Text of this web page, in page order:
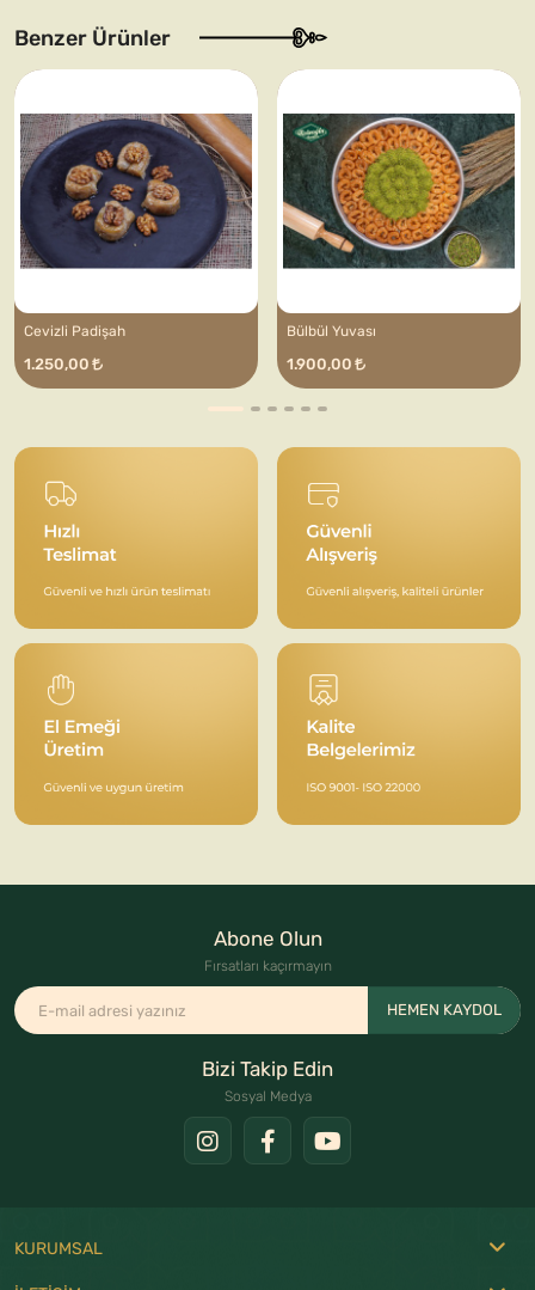
Benzer Ürünler
Cevizli Padişah
1.250,00
Bülbül Yuvası
1.900,00
Abone Olun
Fırsatları kaçırmayın
HEMEN KAYDOL
Bizi Takip Edin
Sosyal Medya
KURUMSAL